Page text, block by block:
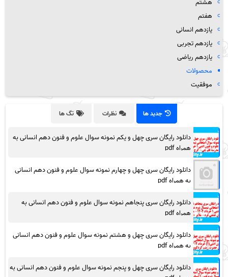
هفتم
یازدهم انسانی
یازدهم تجربی
یازدهم ریاضی
محصولات
موفقیت
جدید ها نظرات تگ ها
دانلود رایگان سری چهل و یکم نمونه سوال علوم و فنون دهم انسانی به
همراه pdf
دانلود رایگان سری چهل و چهارم نمونه سوال علوم و فنون دهم انسانی
به همراه pdf
دانلود رایگان سری پنجاهم نمونه سوال علوم و فنون دهم انسانی به
همراه pdf
دانلود رایگان سری چهل و هشتم نمونه سوال علوم و فنون دهم انسانی
به همراه pdf
دانلود رایگان سری چهل و پنجم نمونه سوال علوم و فنون دهم انسانی به